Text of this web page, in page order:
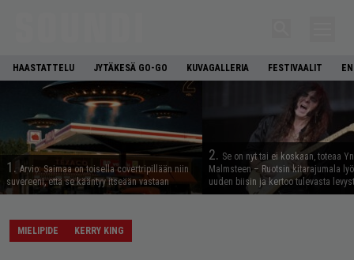
HAASTATTELU JYTÄKESÄ GO-GO KUVAGALLERIA FESTIVAALIT
1. Arvio: Saimaa on toisella covertripillään niin
suvereeni, että se kääntyy itseään vastaan
2. Se on nyt tai ei koskaan, toteaa
Malmsteen – Ruotsin kitarajumala
uuden biisin ja kertoo tulevasta
MIELIPIDE KERRY KING